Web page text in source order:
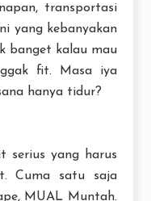
transportasi
yang kebanyakan
banget kalau mau
fit. Masa iya
hanya tidur?
serius yang harus
Cuma satu saja
MUAL Muntah.